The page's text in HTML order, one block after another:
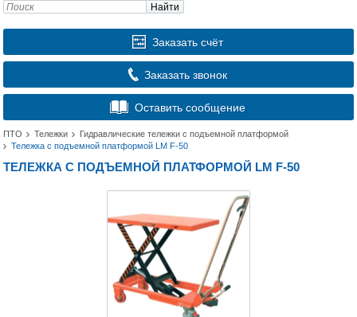
Найти
Заказать счёт
Заказать звонок
Оставить сообщение
ПТО Тележки
Гидравлические тележки с подъемной платформой
Тележка с подъемной платформой LM F-50
ТЕЛЕЖКА С ПОДЪЕМНОЙ ПЛАТФОРМОЙ LM F-50